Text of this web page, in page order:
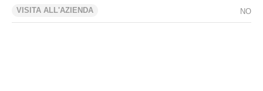
VISITA ALL'AZIENDA NO